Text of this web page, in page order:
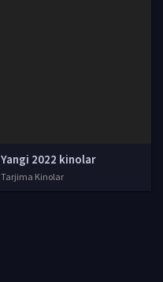
Yangi 2022 kinolar
Tarjima Kinolar